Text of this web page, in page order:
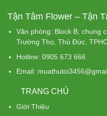
Tận Tâm Flower – Tận
Văn phòng: Block B, chung
Trường Thọ, Thủ Đức,
Hotline: 0905 673 666
Email:
TRANG CHỦ
Giới Thiệu